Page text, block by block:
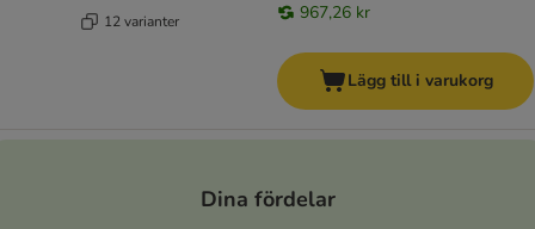
12 varianter 967,26 kr
Lägg till i varukorg
Dina fördelar